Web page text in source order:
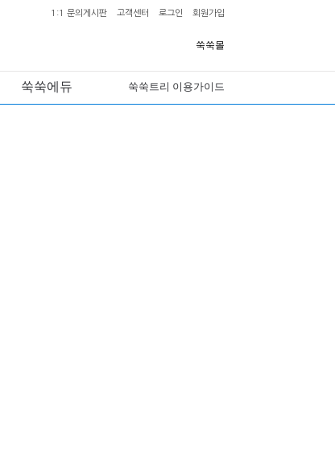
1:1 문의게시판 고객센터 로그인 회원가입
쑥쑥몰
쑥쑥에듀 쑥쑥트리 이용가이드